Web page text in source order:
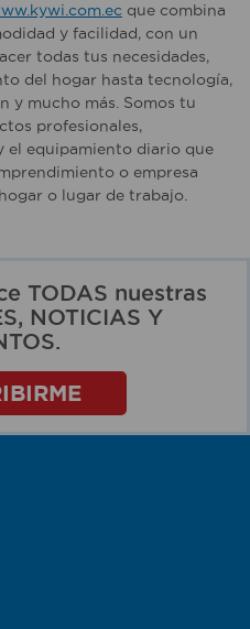
que combina
y facilidad, con un
todas tus necesidades,
del hogar hasta tecnología,
y mucho más. Somos tu
profesionales,
el equipamiento diario que
o empresa
o lugar de trabajo.
TODAS nuestras
NOTICIAS Y